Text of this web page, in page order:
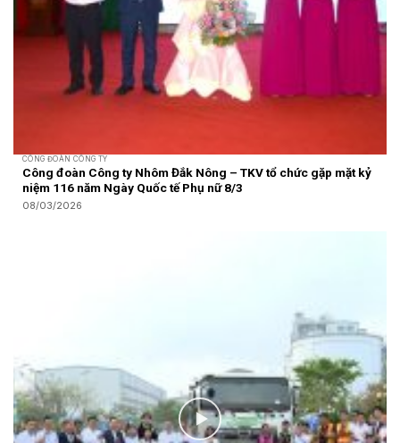
CÔNG ĐOÀN CÔNG TY
Công đoàn Công ty Nhôm Đắk Nông – TKV tổ chức gặp mặt kỷ
niệm 116 năm Ngày Quốc tế Phụ nữ 8/3
08/03/2026